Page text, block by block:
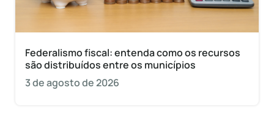
Federalismo fiscal: entenda como os recursos
são distribuídos entre os municípios
3 de agosto de 2026